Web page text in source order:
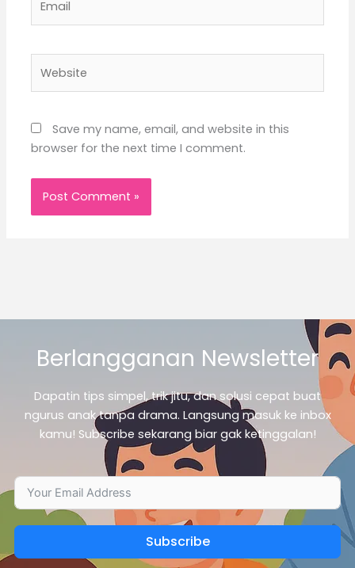
Save my name, email, and website in this
browser for the next time I comment.
Berlangganan Newsletter
Dapatin tips simpel, trik jitu, dan solusi cepat buat
ngurus anak tanpa drama. Langsung masuk ke inbox
kamu! Subscribe sekarang biar gak ketinggalan!
Subscribe